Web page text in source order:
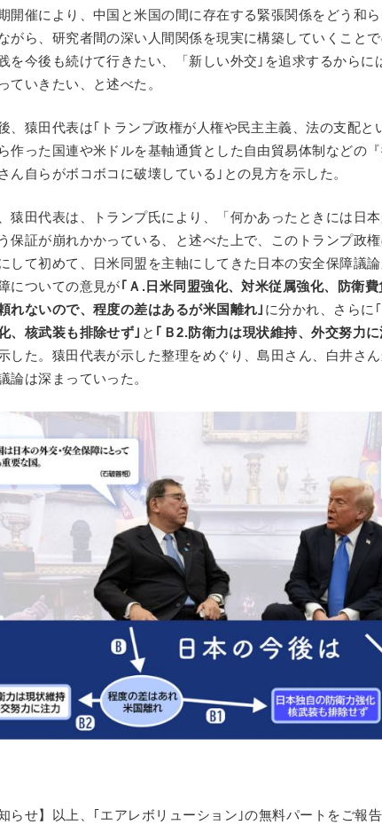
開催により、中国と米国の間に存在する緊張関係をどう和
がら、研究者間の深い人間関係を現実に構築していくこと
を今後も続けて行きたい、「新しい外交｣を追求するからに
ていきたい、と述べた。
、猿田代表は｢トランプ政権が人権や民主主義、法の支配と
作った国連や米ドルを基軸通貨とした自由貿易体制などの
ん自らがボコボコに破壊している｣との見方を示した。
猿田代表は、トランプ氏により、「何かあったときには日
保証が崩れかかっている、と述べた上で、このトランプ政
して初めて、日米同盟を主軸にしてきた日本の安全保障議
についての意見が｢Ａ.日米同盟強化、対米従属強化、防衛費
れないので、程度の差はあるが米国離れ｣ に分かれ、さらに
、核武装も排除せず｣ と ｢Ｂ2.防衛力は現状維持、外交努力に
した。猿田代表が示した整理をめぐり、島田さん、白井さ
論は深まっていった。
知らせ】以上、｢エアレボリューション｣の無料パートをご報